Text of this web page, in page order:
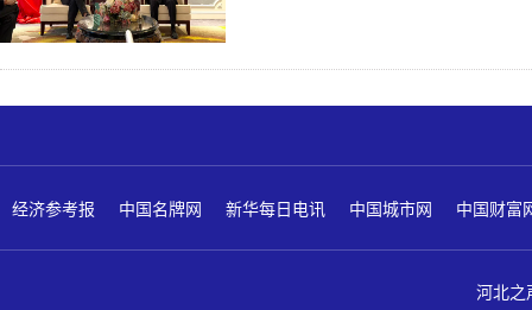
经济参考报 中国名牌网 新华每日电讯 中国城市网 中国财富
河北之